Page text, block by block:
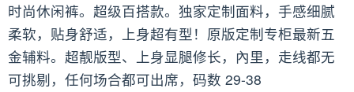
时尚休闲裤。超级百搭款。独家定制面料，手感细腻
柔软，贴身舒适，上身超有型！原版定制专柜最新五
金辅料。超靓版型、上身显腿修长，內里，走线都无
可挑剔，任何场合都可出席，码数 29-38